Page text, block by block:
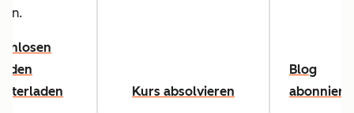
Kurs absolvieren
Blog